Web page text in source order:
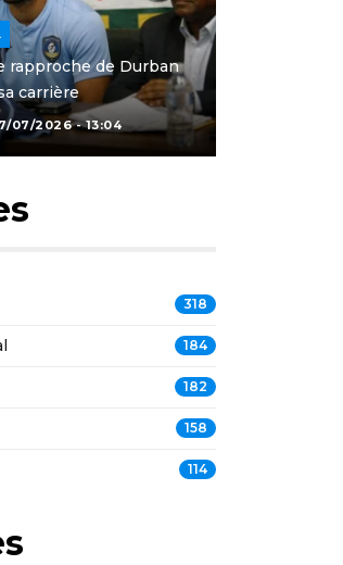
rapproche de Durban
carrière
07/2026 - 13:04
318
184
182
158
114